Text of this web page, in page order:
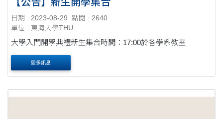
日期 : 2023-08-29
點閱 : 2640
單位 : 東海大學THU
大學入門開學典禮新生集合時間：17:00於各學系教室
更多訊息